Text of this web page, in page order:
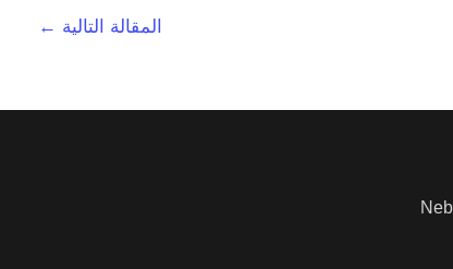
المقالة التالية ←